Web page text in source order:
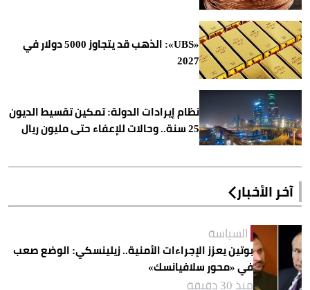
«UBS»: الذهب قد يتجاوز 5000 دولار في
2027
نظام إيرادات الدولة: تمكين تقسيط الديون
25 سنة.. وحالات للإعفاء حتى مليون ريال
آخر الأخبار
السياسة
بوتين يعزز الإجراءات الأمنية.. زيلينسكي: الوضع صعب
في «محور سلافيانسك»
منذ 30 دقيقة